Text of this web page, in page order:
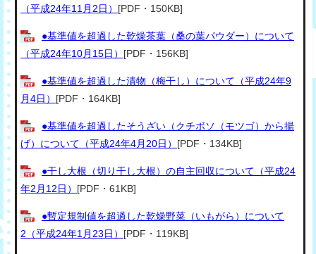
（平成24年11月2日） [PDF・150KB]
●基準値を超過した乾燥茶葉（桑の葉パウダー）について
（平成24年10月15日） [PDF・156KB]
●基準値を超過した漬物（梅干し）について（平成24年9
月4日） [PDF・164KB]
●基準値を超過したそうざい（クチボソ（モツゴ）から揚
げ）について（平成24年4月20日） [PDF・134KB]
●干し大根（切り干し大根）の自主回収について（平成24
年2月12日） [PDF・61KB]
●暫定規制値を超過した乾燥野菜（いもがら）について
2（平成24年1月23日） [PDF・119KB]